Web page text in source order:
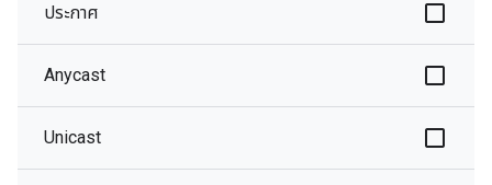
ประกาศ
Anycast
Unicast